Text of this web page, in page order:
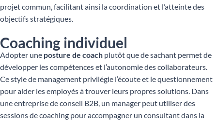
projet commun, facilitant ainsi la coordination et l’atteinte des
objectifs stratégiques.
Coaching individuel
Adopter une posture de coach plutôt que de sachant permet de
développer les compétences et l’autonomie des collaborateurs.
Ce style de management privilégie l’écoute et le questionnement
pour aider les employés à trouver leurs propres solutions. Dans
une entreprise de conseil B2B, un manager peut utiliser des
sessions de coaching pour accompagner un consultant dans la